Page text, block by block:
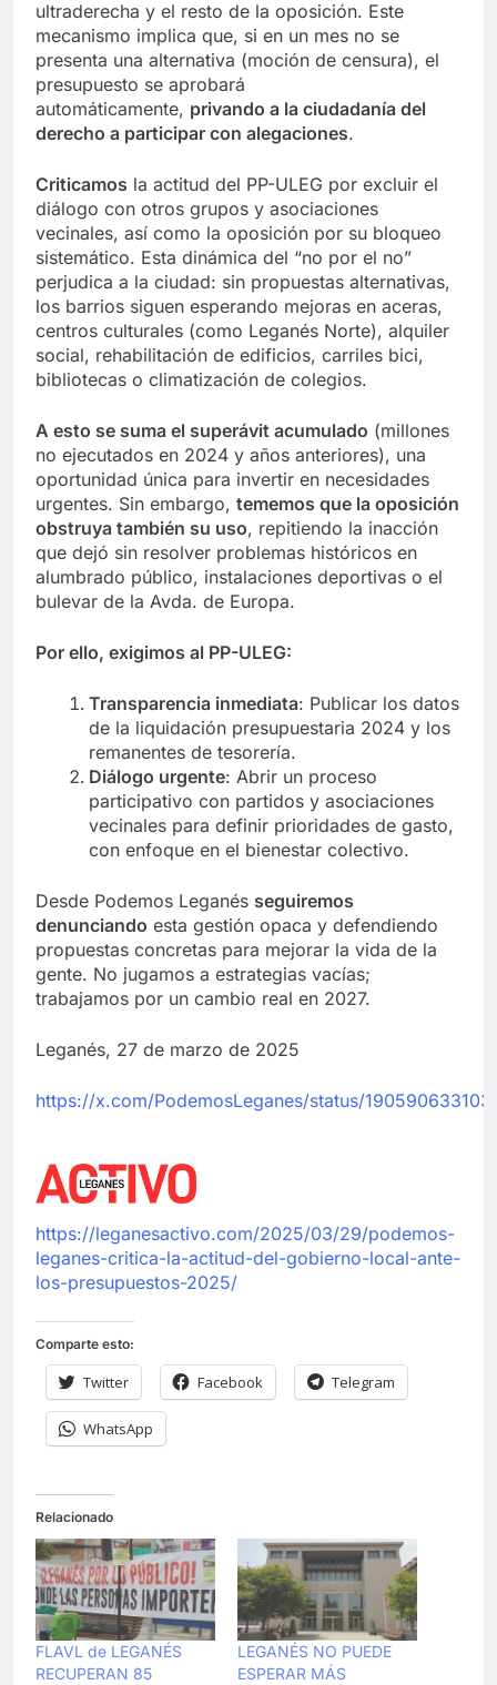
ultraderecha y el resto de la oposición. Este
mecanismo implica que, si en un mes no se
presenta una alternativa (moción de censura), el
presupuesto se aprobará
automáticamente, privando a la ciudadanía del
derecho a participar con alegaciones.
Criticamos la actitud del PP-ULEG por excluir el
diálogo con otros grupos y asociaciones
vecinales, así como la oposición por su bloqueo
sistemático. Esta dinámica del “no por el no”
perjudica a la ciudad: sin propuestas alternativas,
los barrios siguen esperando mejoras en aceras,
centros culturales (como Leganés Norte), alquiler
social, rehabilitación de edificios, carriles bici,
bibliotecas o climatización de colegios.
A esto se suma el superávit acumulado (millones
no ejecutados en 2024 y años anteriores), una
oportunidad única para invertir en necesidades
urgentes. Sin embargo, tememos que la oposición
obstruya también su uso, repitiendo la inacción
que dejó sin resolver problemas históricos en
alumbrado público, instalaciones deportivas o el
bulevar de la Avda. de Europa.
Por ello, exigimos al PP-ULEG:
Transparencia inmediata: Publicar los datos
de la liquidación presupuestaria 2024 y los
remanentes de tesorería.
Diálogo urgente: Abrir un proceso
participativo con partidos y asociaciones
vecinales para definir prioridades de gasto,
con enfoque en el bienestar colectivo.
Desde Podemos Leganés seguiremos
denunciando esta gestión opaca y defendiendo
propuestas concretas para mejorar la vida de la
gente. No jugamos a estrategias vacías;
trabajamos por un cambio real en 2027.
Leganés, 27 de marzo de 2025
https://x.com/PodemosLeganes/status/
https://leganesactivo.com/2025/03/29/podemos-
leganes-critica-la-actitud-del-gobierno-local-ante-
los-presupuestos-2025/
Comparte esto:
Twitter Facebook Telegram
WhatsApp
Relacionado
FLAVL de LEGANÉS
RECUPERAN 85
LEGANÉS NO PUEDE
ESPERAR MÁS